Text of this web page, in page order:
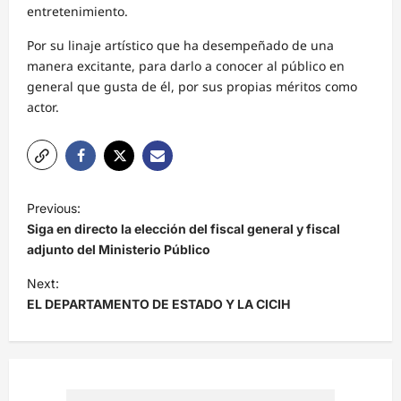
entretenimiento.
Por su linaje artístico que ha desempeñado de una
manera excitante, para darlo a conocer al público en
general que gusta de él, por sus propias méritos como
actor.
N
a
v
e
g
a
Previous:
Siga en directo la elección del fiscal general y fiscal
adjunto del Ministerio Público
Next:
EL DEPARTAMENTO DE ESTADO Y LA CICIH